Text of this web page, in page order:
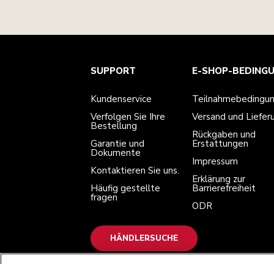
Kundenservice
Verfolgen Sie Ihre Bestellung
Häufig gestellte fragen
Teilnahmebedingungen
Versand und Lieferung
Erklärung zur Barrierefreiheit
Die Marke
Unsere Geschichte
Händlersuche
SUPPORT
Kundenservice
Verfolgen Sie Ihre
Bestellung
Garantie und
Dokumente
Kontaktieren Sie uns.
Häufig gestellte
fragen
E-SHOP-
Versand und
Rückgaben und
Erstattungen
Impressum
Erklärung zur
Barrierefreiheit
ODR
HÄNDLERSUCHE